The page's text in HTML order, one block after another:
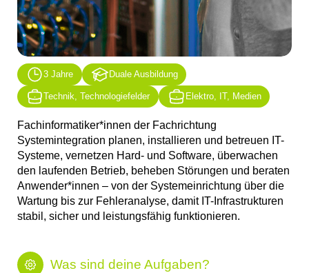
3 Jahre Duale Ausbildung
Technik, Technologiefelder Elektro, IT, Medien
Fachinformatiker*innen der Fachrichtung
Systemintegration planen, installieren und betreuen IT-
Systeme, vernetzen Hard- und Software, überwachen
den laufenden Betrieb, beheben Störungen und beraten
Anwender*innen – von der Systemeinrichtung über die
Wartung bis zur Fehleranalyse, damit IT-Infrastrukturen
stabil, sicher und leistungsfähig funktionieren.
Was sind deine Aufgaben?